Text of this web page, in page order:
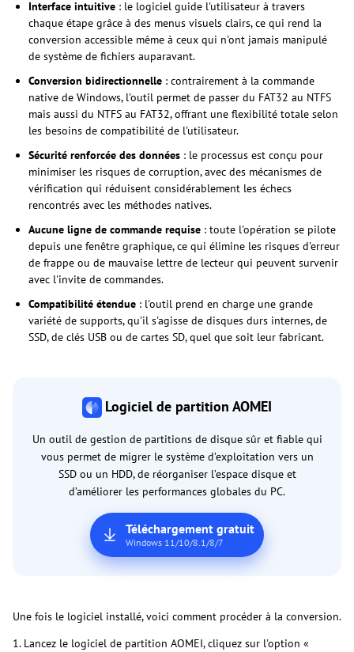
Interface intuitive : le logiciel guide l'utilisateur à travers
chaque étape grâce à des menus visuels clairs, ce qui rend la
conversion accessible même à ceux qui n'ont jamais manipulé
de système de fichiers auparavant.
Conversion bidirectionnelle : contrairement à la commande
native de Windows, l'outil permet de passer du FAT32 au NTFS
mais aussi du NTFS au FAT32, offrant une flexibilité totale selon
les besoins de compatibilité de l'utilisateur.
Sécurité renforcée des données : le processus est conçu pour
minimiser les risques de corruption, avec des mécanismes de
vérification qui réduisent considérablement les échecs
rencontrés avec les méthodes natives.
Aucune ligne de commande requise : toute l'opération se pilote
depuis une fenêtre graphique, ce qui élimine les risques d'erreur
de frappe ou de mauvaise lettre de lecteur qui peuvent survenir
avec l'invite de commandes.
Compatibilité étendue : l'outil prend en charge une grande
variété de supports, qu'il s'agisse de disques durs internes, de
SSD, de clés USB ou de cartes SD, quel que soit leur fabricant.
Logiciel de partition AOMEI
Un outil de gestion de partitions de disque sûr et fiable qui
vous permet de migrer le système d’exploitation vers un
SSD ou un HDD, de réorganiser l’espace disque et
d’améliorer les performances globales du PC.
Téléchargement gratuit
Windows 11/10/8.1/8/7
Une fois le logiciel installé, voici comment procéder à la conversion.
1. Lancez le logiciel de partition AOMEI, cliquez sur l'option «